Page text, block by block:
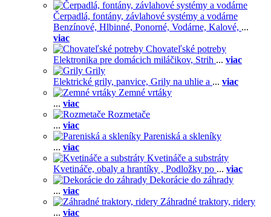
Čerpadlá, fontány, závlahové systémy a vodárne
Benzínové, Hlbinné, Ponorné, Vodárne, Kalové, ...
viac
Chovateľské potreby
Elektronika pre domácich miláčikov, Strih ... viac
Grily
Elektrické grily, panvice, Grily na uhlie a ... viac
Zemné vrtáky
... viac
Rozmetače
... viac
Pareniská a skleníky
... viac
Kvetináče a substráty
Kvetináče, obaly a hrantíky , Podložky po ... viac
Dekorácie do záhrady
... viac
Záhradné traktory, ridery
... viac